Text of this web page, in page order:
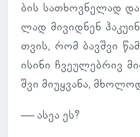
ბის სა­თხოვ­ნე­ლად
ლად მი­ვიდ­ნენ
თვის, რომ ბავ­შვი
ისინი ჩვე­უ­ლებ­რივ
შვი მი­უყ­ვანა,
— ასეა ეს?